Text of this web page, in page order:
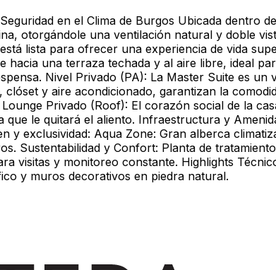
en el Clima de Burgos Ubicada dentro
otorgándole una ventilación natural y doble
lista para ofrecer una experiencia de vida
una terraza techada y al aire libre, ideal
Nivel Privado (PA): La Master Suite es un
y aire acondicionado, garantizan la
Privado (Roof): El corazón social de la
le quitará el aliento. Infraestructura y
exclusividad: Aqua Zone: Gran alberca
Sustentabilidad y Confort: Planta de
visitas y monitoreo constante. Highlights
y muros decorativos en piedra natural.